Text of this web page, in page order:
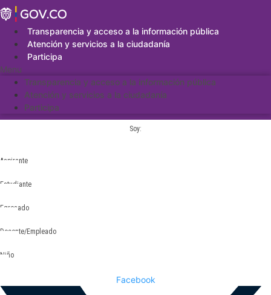
Saltar
al
contenidoTransparencia y acceso a la información pública
Atención y servicios a la ciudadanía
Participa
Menu
Transparencia y acceso a la información pública
Atención y servicios a la ciudadanía
Participa
Soy:
Aspirante
Estudiante
Egresado
Docente/Empleado
Niño
Facebook